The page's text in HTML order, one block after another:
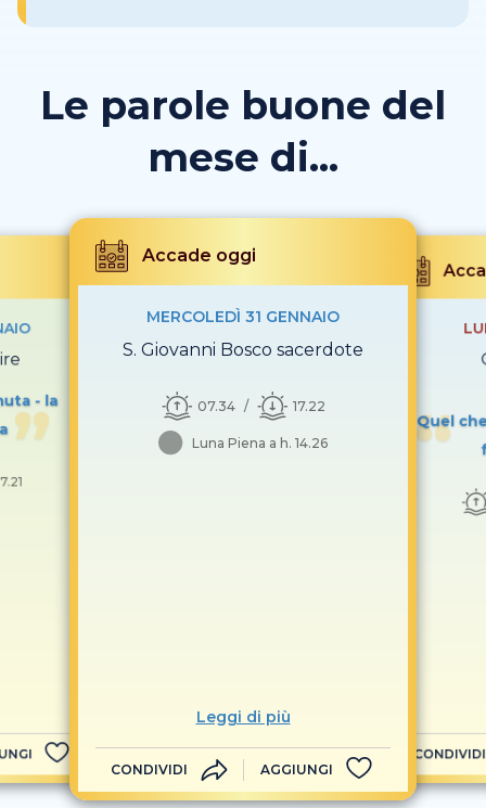
Le parole buone del
mese di...
- la
Accade oggi
MERCOLEDÌ 31 GENNAIO
S. Giovanni Bosco sacerdote
07.34 17.22
Luna Piena a h. 14.26
Leggi di più
CONDIVIDI AGGIUNGI
Quel
CONDIVIDI